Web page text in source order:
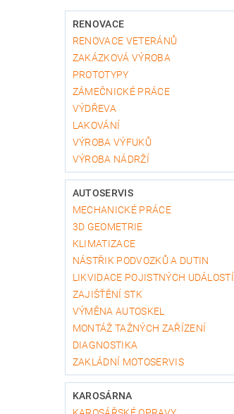
RENOVACE
RENOVACE VETERÁNŮ
ZAKÁZKOVÁ VÝROBA
PROTOTYPY
ZÁMEČNICKÉ PRÁCE
VÝDŘEVA
LAKOVÁNÍ
VÝROBA VÝFUKŮ
VÝROBA NÁDRŽÍ
AUTOSERVIS
MECHANICKÉ PRÁCE
3D GEOMETRIE
KLIMATIZACE
NÁSTŘIK PODVOZKŮ A DUTIN
LIKVIDACE POJISTNÝCH UDÁLOSTÍ
ZAJIŠŤĚNÍ STK
VÝMĚNA AUTOSKEL
MONTÁŽ TAŽNÝCH ZAŘÍZENÍ
DIAGNOSTIKA
ZAKLÁDNÍ MOTOSERVIS
KAROSÁRNA